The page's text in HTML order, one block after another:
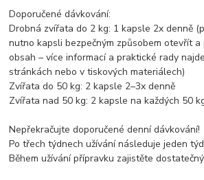
Doporučené dávkování:
Drobná zvířata do 2 kg: 1 kapsle 2x denně
nutno kapsli bezpečným způsobem otevřít
obsah – více informací a praktické rady
stránkách nebo v tiskových materiálech)
Zvířata do 50 kg: 2 kapsle 2–3x denně
Zvířata nad 50 kg: 2 kapsle na každých 50
Nepřekračujte doporučené denní dávkování!
Po třech týdnech užívání následuje jeden
Během užívání přípravku zajistěte